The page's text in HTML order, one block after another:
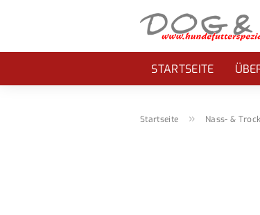
STARTSEITE
Startseite » Nass- &